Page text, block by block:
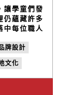
讓學童們發
仍蘊藏許多
中每位職人
牌設計
文化